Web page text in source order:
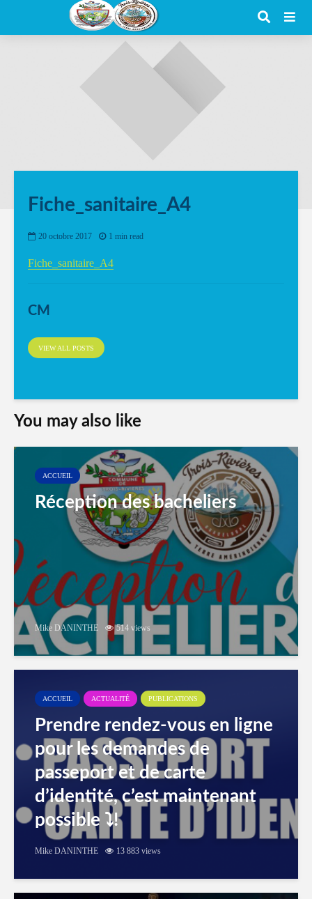
Fiche_sanitaire_A4
20 octobre 2017 1 min read
Fiche_sanitaire_A4
CM
VIEW ALL POSTS
You may also like
ACCUEIL
Réception des bacheliers
Mike DANINTHE 514 views
ACCUEIL ACTUALITÉ PUBLICATIONS
Prendre rendez-vous en ligne
pour les demandes de
passeport et de carte
d’identité, c’est maintenant
possible ⤵️!
Mike DANINTHE 13 883 views